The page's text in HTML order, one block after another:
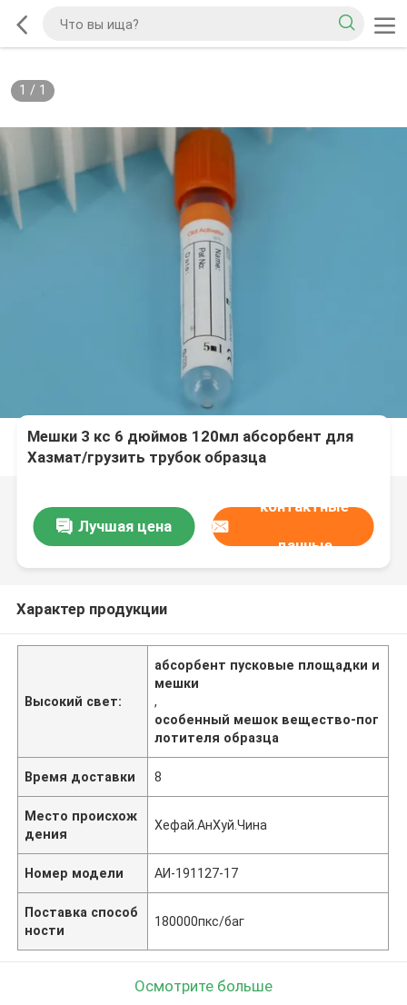
1 / 1
Мешки 3 кс 6 дюймов 120мл абсорбент для
Хазмат/грузить трубок образца
Лучшая цена
контактные
данные
Характер продукции
Высокий свет:
абсорбент пусковые площадки и
мешки
,
особенный мешок вещество-пог
лотителя образца
Время доставки 8
Место происхож
дения
Хефай.АнХуй.Чина
Номер модели АИ-191127-17
Поставка способ
ности
180000пкс/баг
Осмотрите больше